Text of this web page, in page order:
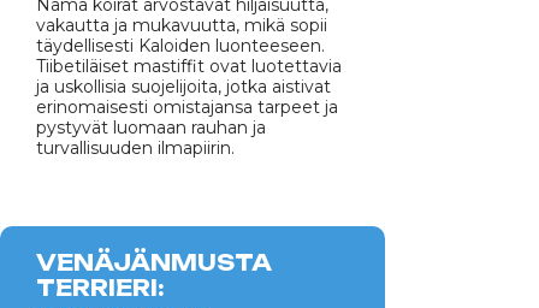
Nämä koirat arvostavat hiljaisuutta,
vakautta ja mukavuutta, mikä sopii
täydellisesti Kaloiden luonteeseen.
Tiibetiläiset mastiffit ovat luotettavia
ja uskollisia suojelijoita, jotka aistivat
erinomaisesti omistajansa tarpeet ja
pystyvät luomaan rauhan ja
turvallisuuden ilmapiirin.
VENÄJÄNMUSTA
TERRIERI: